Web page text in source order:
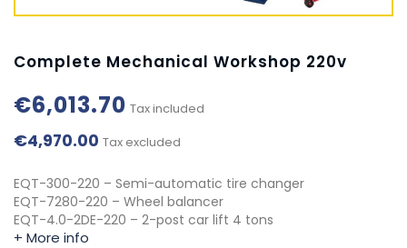
Complete Mechanical Workshop 220v
€6,013.70 Tax included
€4,970.00 Tax excluded
EQT-300-220 – Semi-automatic tire changer
EQT-7280-220 – Wheel balancer
EQT-4.0-2DE-220 – 2-post car lift 4 tons
+ More info